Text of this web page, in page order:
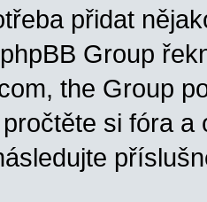
přidat
Group
the Group
si fóra